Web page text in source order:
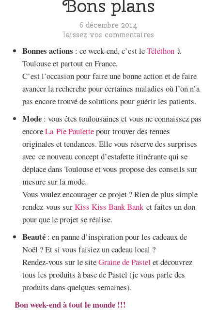
Bons plans
6 décembre 2014
laissez vos commentaires
Bonnes actions : ce week-end, c’est leTéléthon à
Toulouse et partout en France.
C’est l’occasion pour faire une bonne action et de faire
avancer la recherche pour certaines maladies où l’on n’a
pas encore trouvé de solutions pour guérir les patients.
Mode : vous êtes toulousaines et vous ne connaissez pas
encoreLa Pie Paulettepour trouver des tenues
originales et tendances. Elle vous réserve des surprises
avec ce nouveau concept d’estafette itinérante qui se
déplace dans Toulouse et vous propose des conseils sur
mesure sur la mode.
Vous voulez encourager ce projet ? Rien de plus simple
rendez-vous surKiss Kiss Bank Banket faites un don
pour que le projet se réalise.
Beauté : en panne d’inspiration pour les cadeaux de
Noël ? Et si vous faisiez un cadeau local ?
Rendez-vous sur le siteGraine de Pastel et découvrez
tous les produits à base de Pastel (je vous parle des
produits dans quelques semaines).
Bon week-end à tout le monde !!!